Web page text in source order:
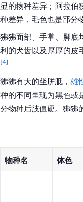
显的物种差异； 阿拉伯
种差异，毛色也是部分
狒狒面部、手掌 、脚
利的犬齿以及厚厚的皮
[4]
狒狒有大的坐胼胝 ，雄
种的不同呈现为黑色或
分物种后肢僵硬。狒狒
物种名 体色